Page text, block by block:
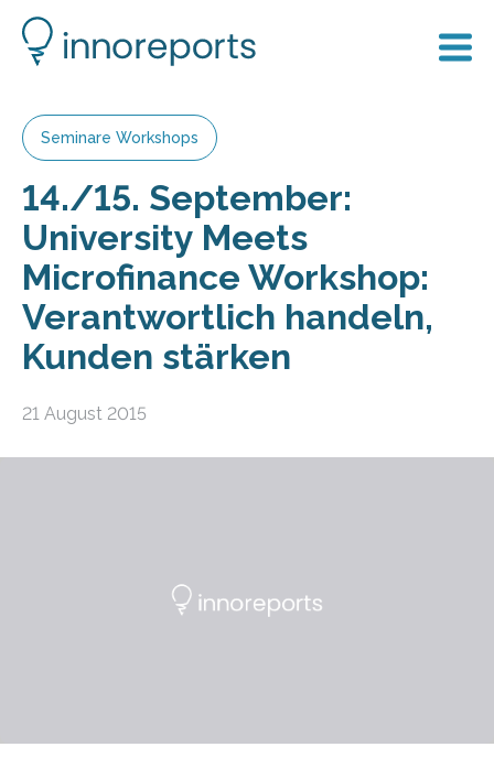
Seminare Workshops
14./15. September:
University Meets
Microfinance Workshop:
Verantwortlich handeln,
Kunden stärken
21 August 2015